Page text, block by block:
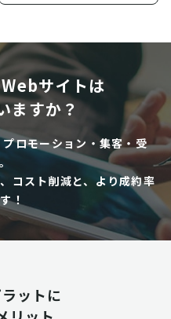
サイトは
ますか？
ロモーション・集客・受
コスト削減と、より成約率
！
ットに